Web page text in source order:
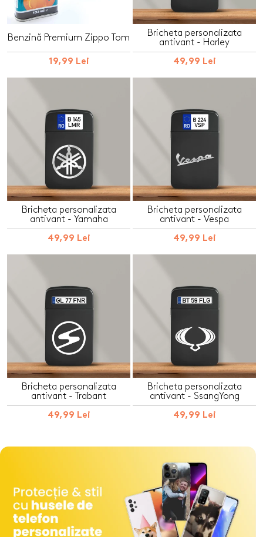
Benzină Premium Zippo Tom
19,99 Lei
Bricheta personalizata
antivant - Harley
49,99 Lei
Bricheta personalizata
antivant - Yamaha
49,99 Lei
Bricheta personalizata
antivant - Vespa
49,99 Lei
Bricheta personalizata
antivant - Trabant
49,99 Lei
Bricheta personalizata
antivant - SsangYong
49,99 Lei